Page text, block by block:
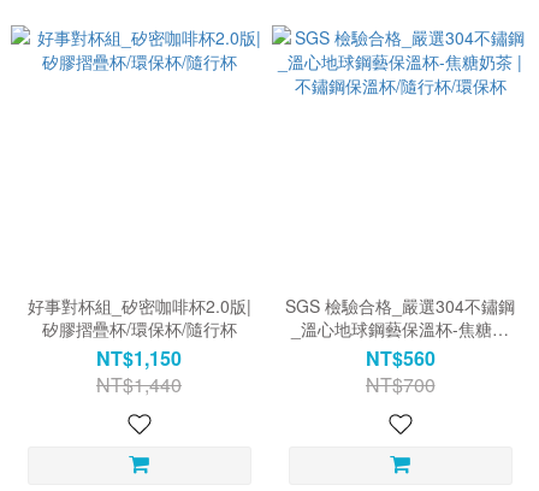
好事對杯組_矽密咖啡杯2.0版|
矽膠摺疊杯/環保杯/隨行杯
NT$1,150
NT$1,440
SGS 檢驗合格_嚴選304不鏽鋼
_溫心地球鋼藝保溫杯-焦糖奶
茶 | 不鏽鋼保溫杯/隨行杯/環保
杯
NT$560
NT$700